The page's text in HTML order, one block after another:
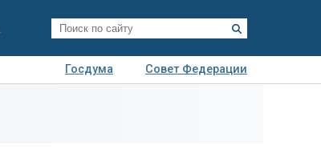
Госдума
Совет Федерации